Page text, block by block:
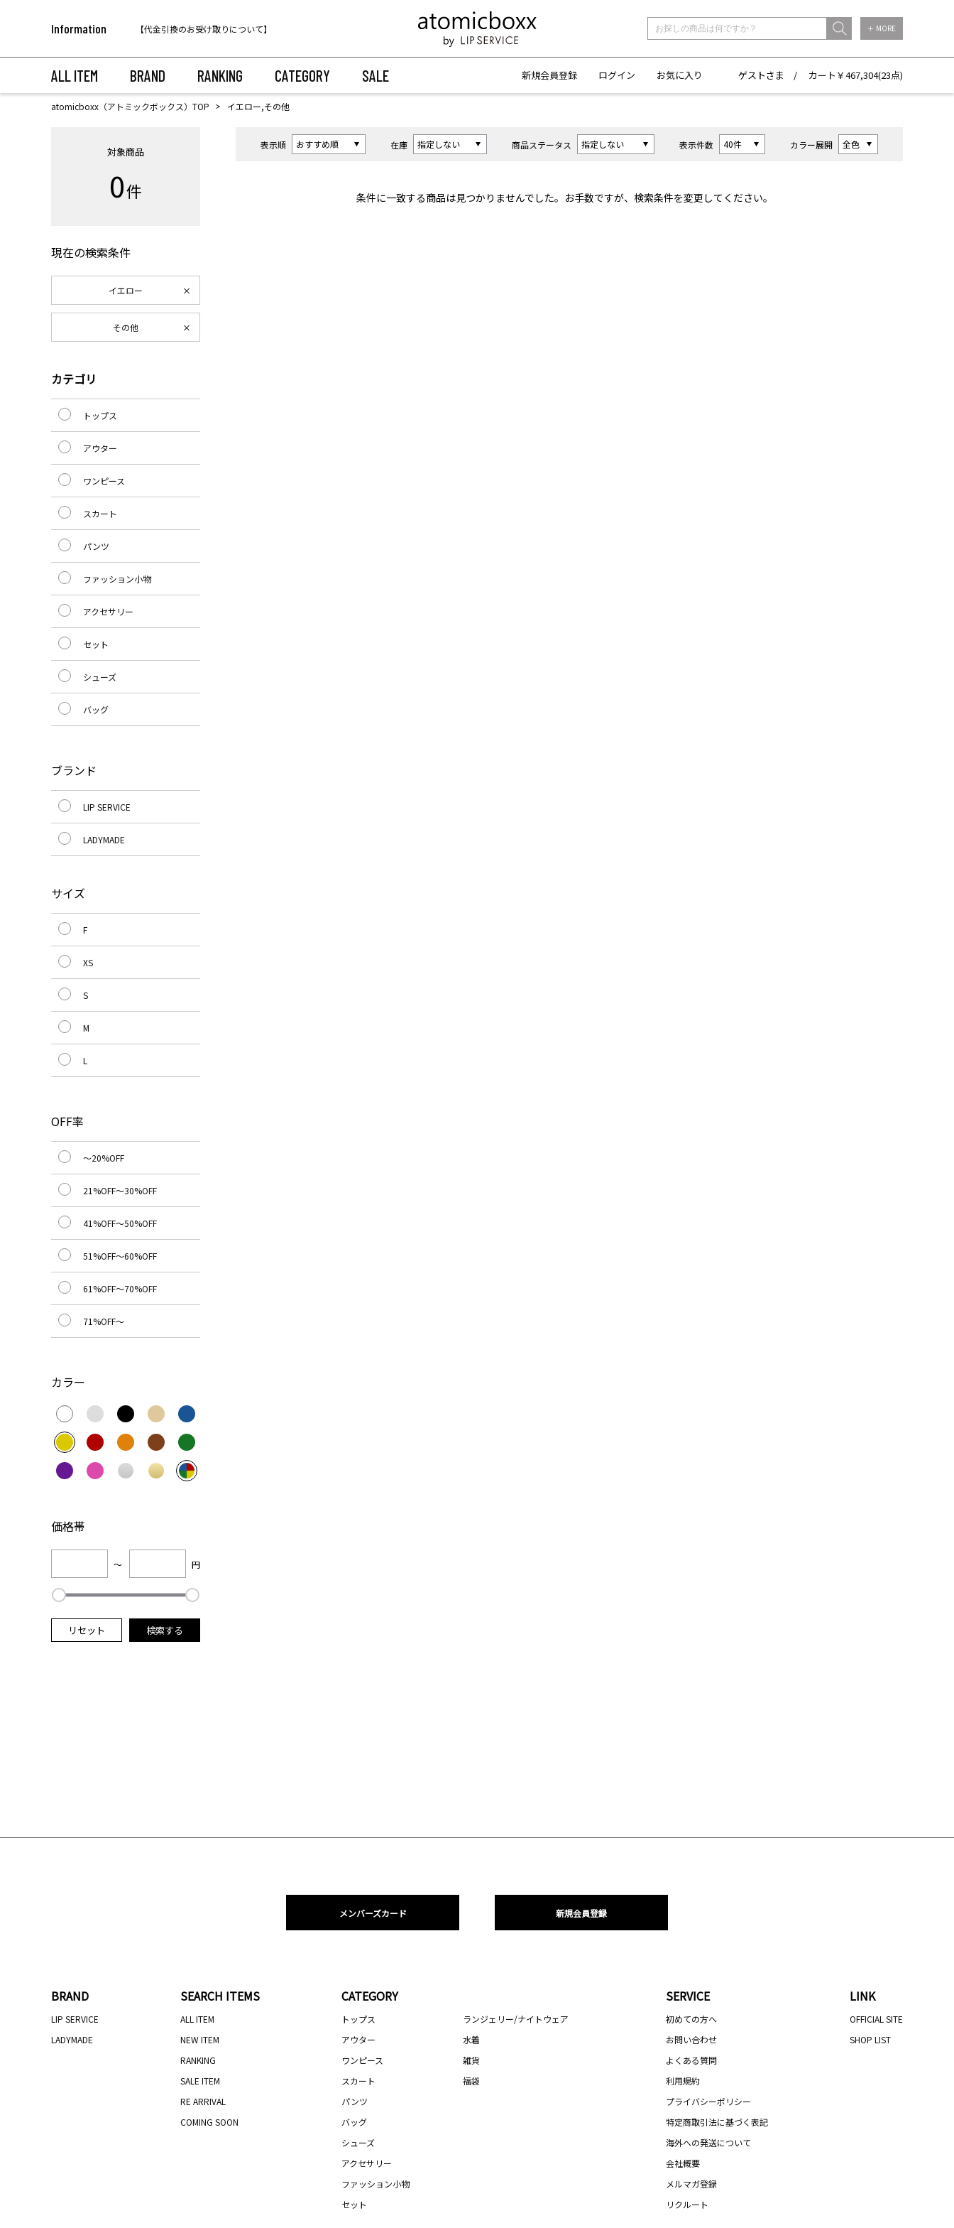
Information
【代金引換のお受け取りについて】
【重要】予約商品のお支払い方法（代金引換）変更に関するお知らせ
＋ MORE
ALL ITEM BRAND RANKING CATEGORY SALE 新規会員登録 ログイン お気に入り ゲストさま / カート￥467,304(23点)
atomicboxx（アトミックボックス）TOP イエロー,その他
表示順 在庫 商品ステータス 表示件数 カラー展開
条件に一致する商品は見つかりませんでした。お手数ですが、検索条件を変更してください。
対象商品
0件
現在の検索条件
イエロー
その他
カテゴリ
トップス
アウター
ワンピース
スカート
パンツ
ファッション小物
アクセサリー
セット
シューズ
バッグ
ブランド
LIP SERVICE
LADYMADE
サイズ
F
XS
S
M
L
OFF率
～20%OFF
21%OFF～30%OFF
41%OFF～50%OFF
51%OFF～60%OFF
61%OFF～70%OFF
71%OFF～
カラー
価格帯
～ 円
リセット 検索する
メンバーズカード 新規会員登録
BRAND
LIP SERVICE
LADYMADE
SEARCH ITEMS
ALL ITEM
NEW ITEM
RANKING
SALE ITEM
RE ARRIVAL
COMING SOON
CATEGORY
トップス
アウター
ワンピース
スカート
パンツ
バッグ
シューズ
アクセサリー
ファッション小物
セット
ランジェリー/ナイトウェア
水着
雑貨
福袋
SERVICE
初めての方へ
お問い合わせ
よくある質問
利用規約
プライバシーポリシー
特定商取引法に基づく表記
海外への発送について
会社概要
メルマガ登録
リクルート
LINK
OFFICIAL SITE
SHOP LIST